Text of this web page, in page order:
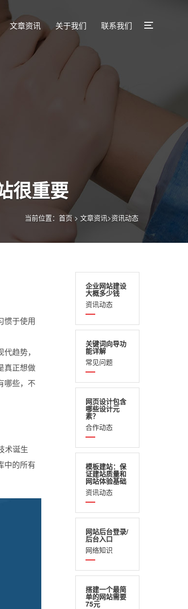
文章资讯 关于我们 联系我们
很重要
当前位置： 首页 > 文章资讯>资讯动态
企业网站建设
大概多少钱
资讯动态
关键词向导功
能详解
常见问题
网页设计包含
哪些设计元
素？
合作动态
模板建站：保
证建站质量和
网站体验基础
资讯动态
网站后台登录/
后台入口
网络知识
搭建一个最简
单的网站需要
75元
惯于使用
趋势，
真正想做
哪些，不
术诞生
中的所有